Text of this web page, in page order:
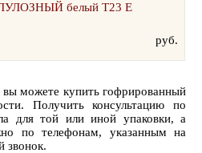
белый Т23 Е
руб.
можете купить гофрированный
Получить консультацию по
для той или иной упаковки, а
по телефонам, указанным на
звонок.